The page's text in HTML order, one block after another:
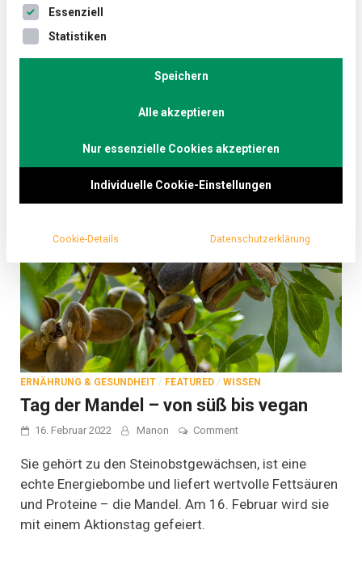
Potentielles Hindernis zum Veganismus: Ein Leben
ohne Käse ist möglich, aber sinnlos.
up Formo gesprochen, die veganen Käse aus dem
ERNÄHRUNG & GESUNDHEIT / FEATURED / WISSEN
Tag der Mandel – von süß bis vegan
16. Februar 2022 Manon Commenton
Mandel
–
von
Sie gehört zu den Steinobstgewächsen, ist eine
echte Energiebombe und liefert wertvolle Fettsäuren
und Proteine – die Mandel. Am 16. Februar wird sie
mit einem Aktionstag gefeiert.
Es folgt eine Liste der Service-Gruppen, für die eine
Essenziell
Statistiken
Speichern
Alle akzeptieren
Nur essenzielle Cookies akzeptieren
Individuelle Cookie-Einstellungen
Cookie-Details Datenschutzerklärung